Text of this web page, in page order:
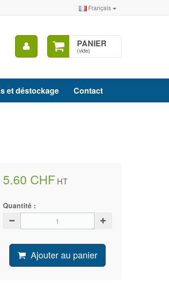
Français
PANIER
(vide)
Mon
compte
et déstockage Contact
5.60 CHF HT
Quantité :
Ajouter au panier